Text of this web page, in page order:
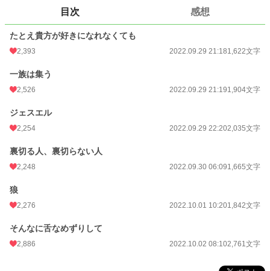
11,829
更新日時 2022.10.02 08:10
初回公開日時
初回完結日時
週間ポイント
月間ポイント
年間ポイント
累計ポイント 1,423,157 pt (4,106 位)
目次 感想
たとえ貴方が好きになれなくても
2,393 2022.09.29 21:181,622文字
一族は集う
2,526 2022.09.29 21:191,904文字
ジェスエル
2,254 2022.09.29 22:202,035文字
裏切る人、裏切らない人
2,248 2022.09.30 06:091,665文字
狼
2,276 2022.10.01 10:201,842文字
そんなに舌なめずりして
2,886 2022.10.02 08:102,761文字